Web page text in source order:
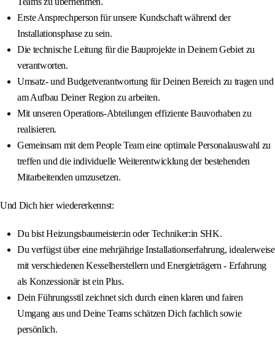
Erste Ansprechperson für unsere Kundschaft während der
Installationsphase zu sein.
Die technische Leitung für die Bauprojekte in Deinem Gebiet zu
verantworten.
Umsatz- und Budgetverantwortung für Deinen Bereich zu tragen und
am Aufbau Deiner Region zu arbeiten.
Mit unseren Operations-Abteilungen effiziente Bauvorhaben zu
realisieren.
Gemeinsam mit dem People Team eine optimale Personalauswahl zu
treffen und die individuelle Weiterentwicklung der bestehenden
Mitarbeitenden umzusetzen.
Und Dich hier wiedererkennst:
Du bist Heizungsbaumeister:in oder Techniker:in SHK.
Du verfügst über eine mehrjährige Installationserfahrung, idealerweise
mit verschiedenen Kesselherstellern und Energieträgern - Erfahrung
als Konzessionär ist ein Plus.
Dein Führungsstil zeichnet sich durch einen klaren und fairen
Umgang aus und Deine Teams schätzen Dich fachlich sowie
persönlich.